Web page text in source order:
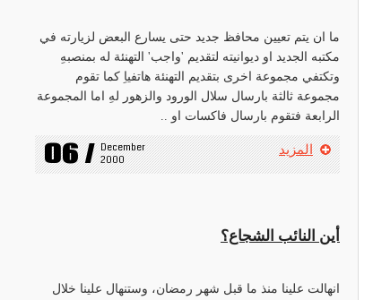
ما ان يتم تعيين محافظ جديد حتى يسارع البعض لزيارته في
مكتبه الجديد او ديوانيته لتقديم 'واجب' التهنئة له بمنصبهِ
وتكتفي مجموعة اخرى بتقديم التهنئة هاتفياِ كما تقوم
مجموعة ثالثة بارسال سلال الورود والزهور لهِ اما المجموعة
الرابعة فتقوم بارسال فاكسات او ..
06 / December
2000
المزيد
أين النائب الشجاع؟
انهالت علينا منذ ما قبل شهر رمضان، وستنهال علينا خلال